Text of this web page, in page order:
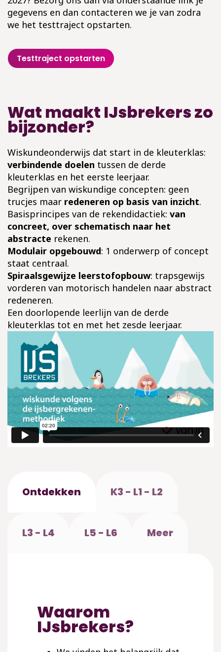
gegevens en dan contacteren we je van zodra
we het testtraject opstarten.
Testtraject opstarten
Wat maakt IJsbrekers zo
bijzonder?
Wiskundeonderwijs dat start in de kleuterklas:
verbindende doelen tussen de derde
kleuterklas en het eerste leerjaar.
Begrijpen van wiskundige concepten: geen
trucjes maar redeneren op basis van inzicht.
Basisprincipes van de rekendidactiek: van
concreet, over schematisch naar het
abstracte rekenen.
Modulair opgebouwd: 1 onderwerp of concept
staat centraal.
Spiraalsgewijze leerstofopbouw: trapsgewijs
vorderen van motorisch handelen naar abstract
redeneren.
Een doorlopende leerlijn van de derde
kleuterklas tot en met het zesde leerjaar.
Ontdekken K3 - L1 - L2
L3 - L4 L5 - L6 Meer
Waarom
IJsbrekers?